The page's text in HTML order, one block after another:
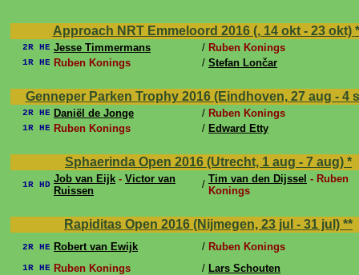
Approach NRT Emmeloord 2016 (, 14 okt - 23 okt)
2R HE Jesse Timmermans / Ruben Konings
1R HE Ruben Konings / Stefan Lončar
Genneper Parken Trophy 2016 (Eindhoven, 27 aug - 4
2R HE Daniël de Jonge / Ruben Konings
1R HE Ruben Konings / Edward Etty
Sphaerinda Open 2016 (Utrecht, 1 aug - 7 aug) *
1R HD Job van Eijk - Victor van
Ruissen
/ Tim van den Dijssel - Ruben
Konings
Rapiditas Open 2016 (Nijmegen, 23 jul - 31 jul) **
2R HE Robert van Ewijk / Ruben Konings
1R HE Ruben Konings / Lars Schouten